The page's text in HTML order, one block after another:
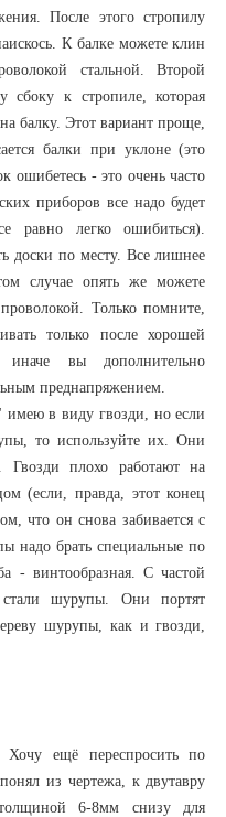
После этого стропилу
К балке можете клин
стальной. Второй
сбоку к стропиле, которая
балку. Этот вариант проще,
балки при уклоне (это
ошибетесь - это очень часто
приборов все надо будет
равно легко ошибиться).
доски по месту. Все лишнее
случае опять же можете
Только помните,
только после хорошей
вы дополнительно
преднапряжением.
имею в виду гвозди, но если
то используйте их. Они
плохо работают на
(если, правда, этот конец
что он снова забивается с
надо брать специальные по
- винтообразная. С частой
шурупы. Они портят
шурупы, как и гвозди,
ещё переспросить по
из чертежа, к двутавру
6-8мм снизу для